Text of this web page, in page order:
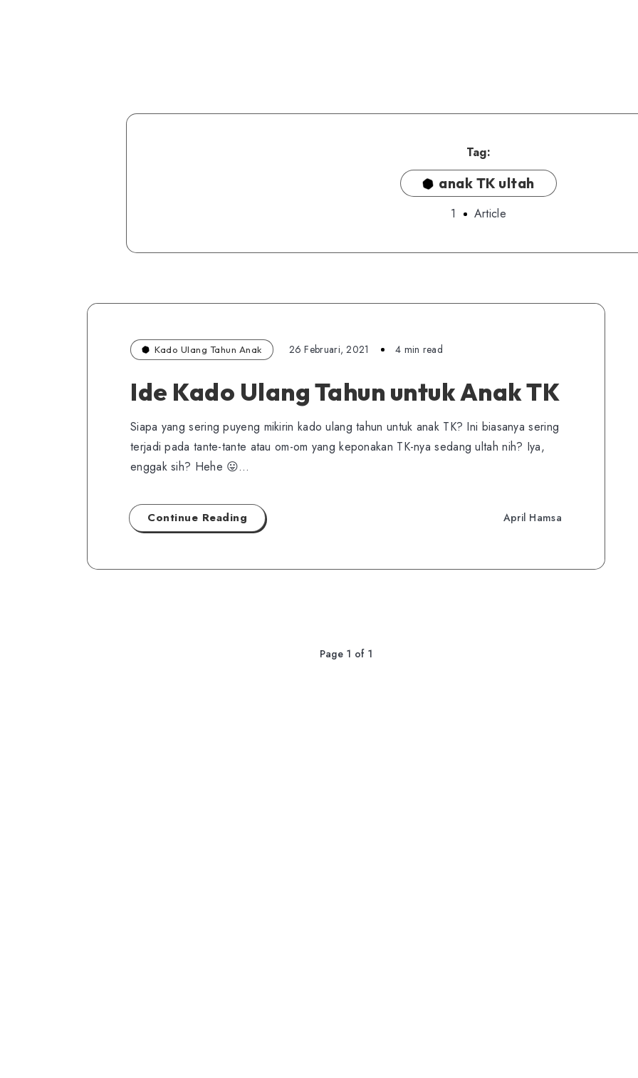
Tag:
anak TK ultah
1 Article
Kado Ulang Tahun Anak 26 Februari, 2021 4 min read
Ide Kado Ulang Tahun untuk Anak TK
Siapa yang sering puyeng mikirin kado ulang tahun untuk anak TK? Ini biasanya sering
terjadi pada tante-tante atau om-om yang keponakan TK-nya sedang ultah nih? Iya,
enggak sih? Hehe 😛…
Continue Reading April Hamsa
Page 1 of 1